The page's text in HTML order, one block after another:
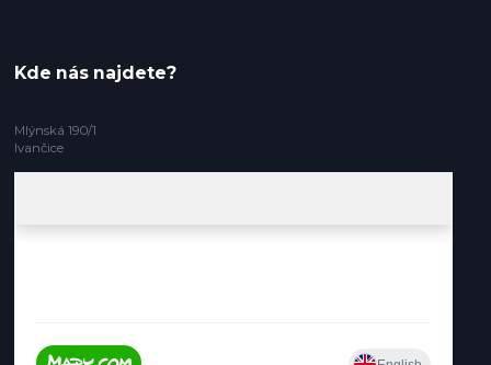
Kde nás najdete?
Mlýnská 190/1
Ivančice